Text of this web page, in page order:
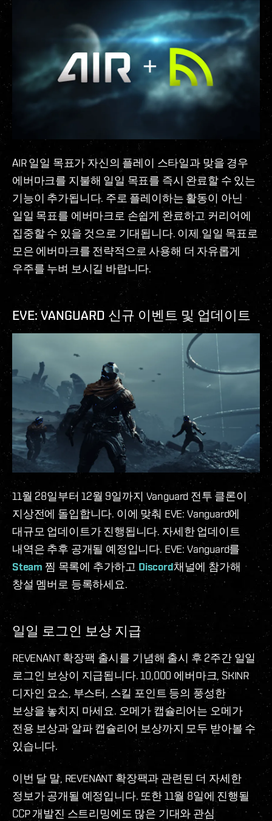
AIR 일일 목표가 자신의 플레이 스타일과 맞을 경우
에버마크를 지불해 일일 목표를 즉시 완료할 수 있는
기능이 추가됩니다. 주로 플레이하는 활동이 아닌
일일 목표를 에버마크로 손쉽게 완료하고 커리어에
집중할 수 있을 것으로 기대됩니다. 이제 일일 목표로
모은 에버마크를 전략적으로 사용해 더 자유롭게
우주를 누벼 보시길 바랍니다.
EVE: VANGUARD 신규 이벤트 및 업데이트
11월 28일부터 12월 9일까지 Vanguard 전투 클론이
지상전에 돌입합니다. 이에 맞춰 EVE: Vanguard에
대규모 업데이트가 진행됩니다. 자세한 업데이트
내역은 추후 공개될 예정입니다. EVE: Vanguard를
Steam 찜 목록에 추가하고Discord채널에 참가해
창설 멤버로 등록하세요.
일일 로그인 보상 지급
REVENANT 확장팩 출시를 기념해 출시 후 2주간 일일
로그인 보상이 지급됩니다. 10,000 에버마크, SKINR
디자인 요소, 부스터, 스킬 포인트 등의 풍성한
보상을 놓치지 마세요. 오메가 캡슐리어는 오메가
전용 보상과 알파 캡슐리어 보상까지 모두 받아볼 수
있습니다.
이번 달 말, REVENANT 확장팩과 관련된 더 자세한
정보가 공개될 예정입니다. 또한 11월 8일에 진행될
CCP 개발진 스트리밍에도 많은 기대와 관심